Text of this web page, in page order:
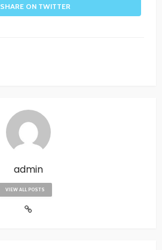
SHARE ON TWITTER
admin
VIEW ALL POSTS